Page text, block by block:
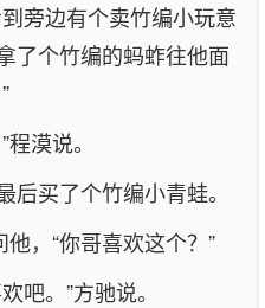
旁边有个卖竹编小玩意
了个竹编的蚂蚱往他面
漠说。
后买了个竹编小青蛙。
，“你哥喜欢这个？”
吧。”方驰说。